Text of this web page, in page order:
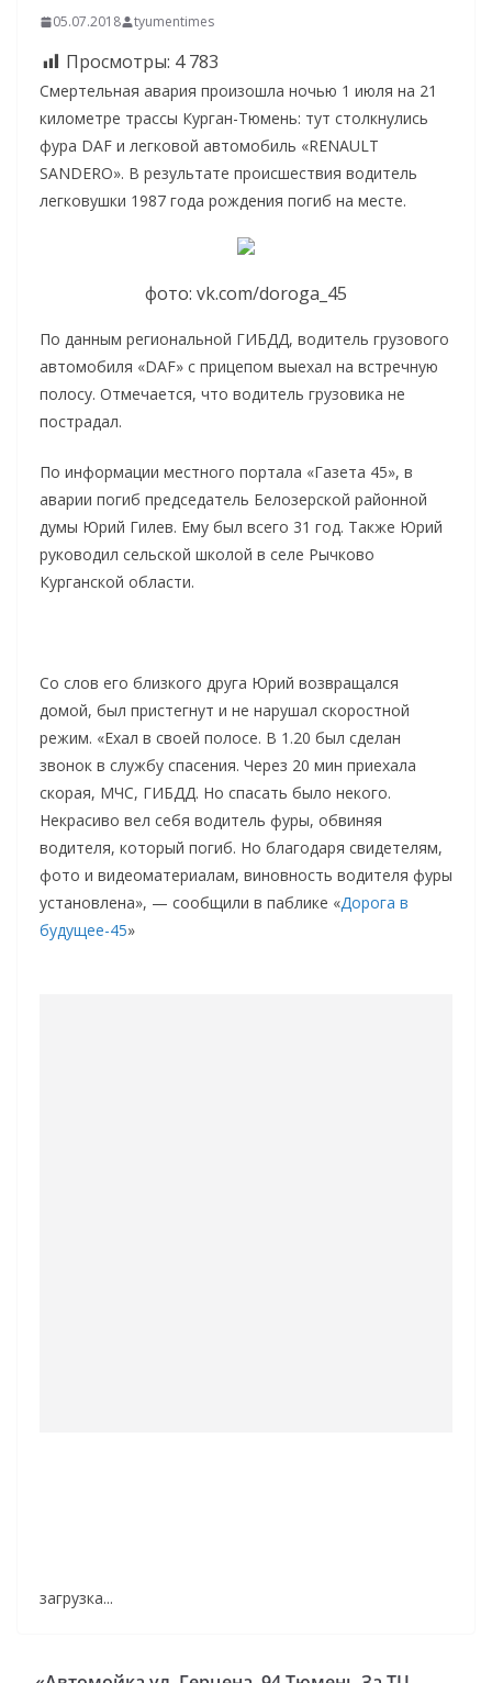
05.07.2018 tyumentimes
Просмотры: 4 783
Смертельная авария произошла ночью 1 июля на 21
километре трассы Курган-Тюмень: тут столкнулись
фура DAF и легковой автомобиль «RENAULT
SANDERO». В результате происшествия водитель
легковушки 1987 года рождения погиб на месте.
фото: vk.com/doroga_45
По данным региональной ГИБДД, водитель грузового
автомобиля «DAF» с прицепом выехал на встречную
полосу. Отмечается, что водитель грузовика не
пострадал.
По информации местного портала «Газета 45», в
аварии погиб председатель Белозерской районной
думы Юрий Гилев. Ему был всего 31 год. Также Юрий
руководил сельской школой в селе Рычково
Курганской области.
Со слов его близкого друга Юрий возвращался
домой, был пристегнут и не нарушал скоростной
режим. «Ехал в своей полосе. В 1.20 был сделан
звонок в службу спасения. Через 20 мин приехала
скорая, МЧС, ГИБДД. Но спасать было некого.
Некрасиво вел себя водитель фуры, обвиняя
водителя, который погиб. Но благодаря свидетелям,
фото и видеоматериалам, виновность водителя фуры
установлена», — сообщили в паблике «Дорога в
будущее-45»
загрузка...